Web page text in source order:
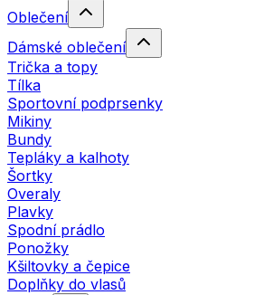
Oblečení
Dámské oblečení
Trička a topy
Tílka
Sportovní podprsenky
Mikiny
Bundy
Tepláky a kalhoty
Šortky
Overaly
Plavky
Spodní prádlo
Ponožky
Kšiltovky a čepice
Doplňky do vlasů